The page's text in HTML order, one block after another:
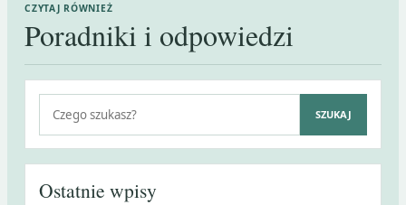
CZYTAJ RÓWNIEŻ
Poradniki i odpowiedzi
Szukaj:
SZUKAJ
Ostatnie wpisy